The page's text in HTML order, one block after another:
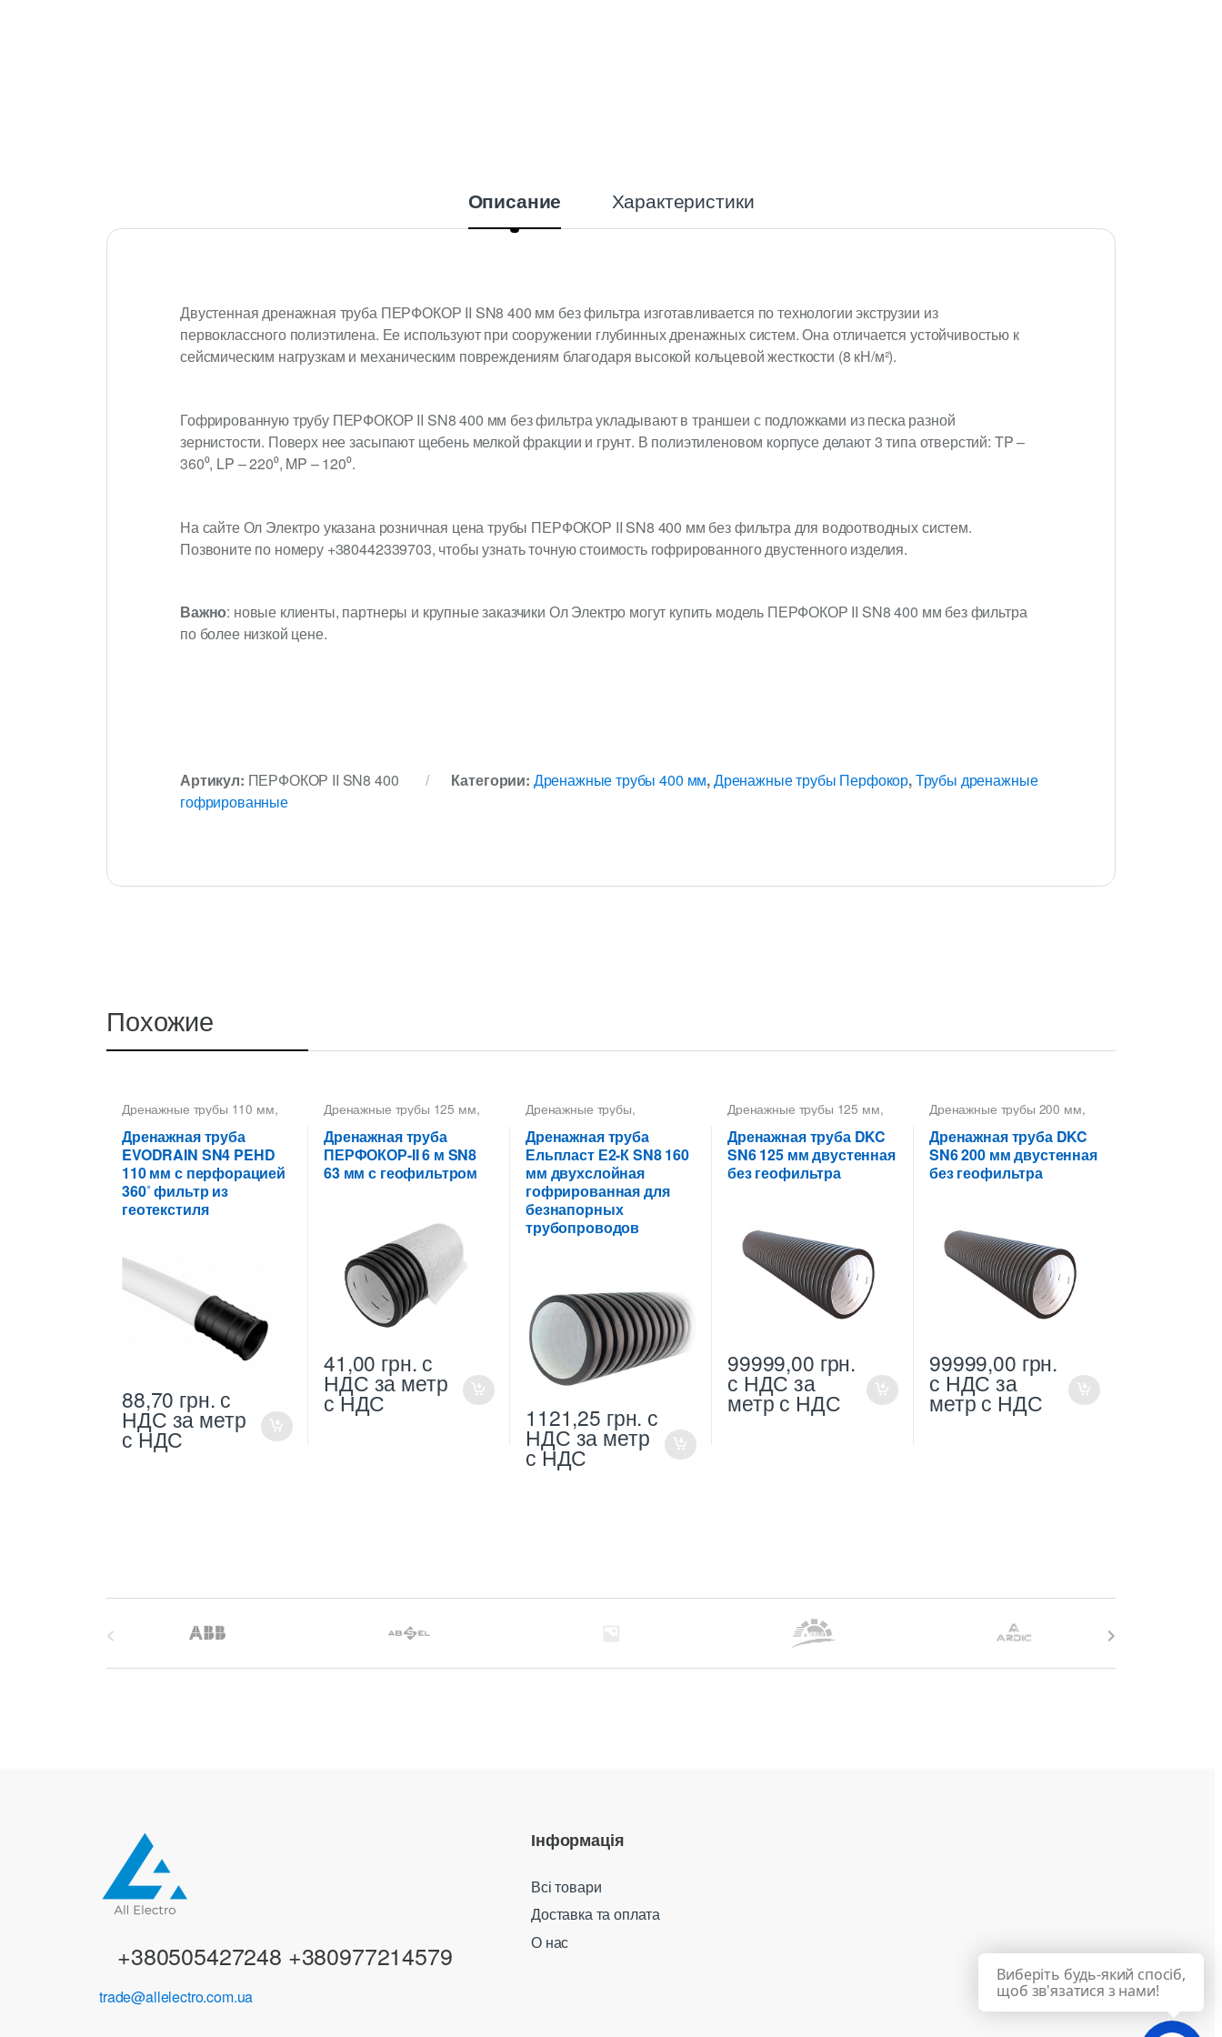
Описание Характеристики
Двустенная дренажная труба ПЕРФОКОР II SN8 400 мм без фильтра изготавливается по технологии экструзии из
первоклассного полиэтилена. Ее используют при сооружении глубинных дренажных систем. Она отличается устойчивостью к
сейсмическим нагрузкам и механическим повреждениям благодаря высокой кольцевой жесткости (8 кН/м²).
Гофрированную трубу ПЕРФОКОР II SN8 400 мм без фильтра укладывают в траншеи с подложками из песка разной
зернистости. Поверх нее засыпают щебень мелкой фракции и грунт. В полиэтиленовом корпусе делают 3 типа отверстий: TP –
360⁰, LP – 220⁰, MP – 120⁰.
На сайте Ол Электро указана розничная цена трубы ПЕРФОКОР II SN8 400 мм без фильтра для водоотводных систем.
Позвоните по номеру +380442339703, чтобы узнать точную стоимость гофрированного двустенного изделия.
Важно: новые клиенты, партнеры и крупные заказчики Ол Электро могут купить модель ПЕРФОКОР II SN8 400 мм без фильтра
по более низкой цене.
Артикул: ПЕРФОКОР II SN8 400 Категории: Дренажные трубы 400 мм,Дренажные трубы Перфокор,Трубы дренажные
гофрированные
Похожие
Дренажные трубы 110 мм,
Трубы дренажные
гофрированные
Дренажная труба
EVODRAIN SN4 PEHD
110 мм с перфорацией
360˚ фильтр из
геотекстиля
88,70 грн. с
НДС за метр
с НДС
Дренажные трубы 125 мм,
Трубы гофрированные
дренажные ДКС,Трубы
дренажные гофрированные
Дренажная труба
ПЕРФОКОР-II 6 м SN8
63 мм с геофильтром
41,00 грн. с
НДС за метр
с НДС
Дренажные трубы,
Дренажные трубы 160 мм
Трубы дренажные
гофрированные
Дренажная труба
Ельпласт Е2-К SN8 160
мм двухслойная
гофрированная для
безнапорных
трубопроводов
1121,25 грн. с
НДС за метр
с НДС
Дренажные трубы 125 мм,
Трубы гофрированные
дренажные ДКС,Трубы
дренажные гофрированные
Дренажная труба DKC
SN6 125 мм двустенная
без геофильтра
99999,00 грн.
с НДСза
метр с НДС
Дренажные трубы 200 мм,
Трубы гофрированные
дренажные ДКС,Трубы
дренажные гофрированные
Дренажная труба DKC
SN6 200 мм двустенная
без геофильтра
99999,00 грн.
с НДСза
метр с НДС
+380505427248 +380977214579
trade@allelectro.com.ua
Інформація
Всі товари
Доставка та оплата
О нас
Виберіть будь-який спосіб,
щоб зв'язатися з нами!